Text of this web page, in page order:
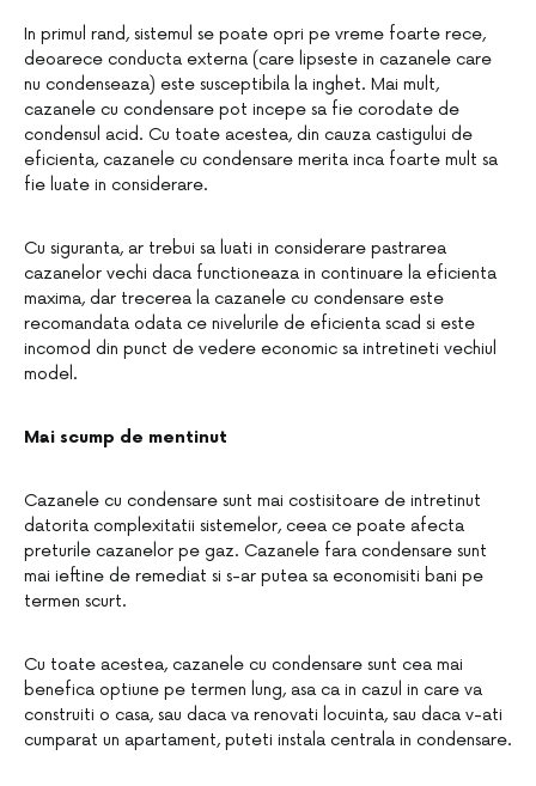
In primul rand, sistemul se poate opri pe vreme foarte rece,
deoarece conducta externa (care lipseste in cazanele care
nu condenseaza) este susceptibila la inghet. Mai mult,
cazanele cu condensare pot incepe sa fie corodate de
condensul acid. Cu toate acestea, din cauza castigului de
eficienta, cazanele cu condensare merita inca foarte mult sa
fie luate in considerare.
Cu siguranta, ar trebui sa luati in considerare pastrarea
cazanelor vechi daca functioneaza in continuare la eficienta
maxima, dar trecerea la cazanele cu condensare este
recomandata odata ce nivelurile de eficienta scad si este
incomod din punct de vedere economic sa intretineti vechiul
model.
Mai scump de mentinut
Cazanele cu condensare sunt mai costisitoare de intretinut
datorita complexitatii sistemelor, ceea ce poate afecta
preturile cazanelor pe gaz. Cazanele fara condensare sunt
mai ieftine de remediat si s-ar putea sa economisiti bani pe
termen scurt.
Cu toate acestea, cazanele cu condensare sunt cea mai
benefica optiune pe termen lung, asa ca in cazul in care va
construiti o casa, sau daca va renovati locuinta, sau daca v-ati
cumparat un apartament, puteti instala centrala in condensare.